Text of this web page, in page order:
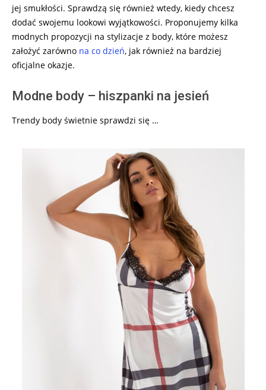
jej smukłości. Sprawdzą się również wtedy, kiedy chcesz
dodać swojemu lookowi wyjątkowości. Proponujemy kilka
modnych propozycji na stylizacje z body, które możesz
założyć zarówno na co dzień, jak również na bardziej
oficjalne okazje.
Modne body – hiszpanki na jesień
Trendy body świetnie sprawdzi się …